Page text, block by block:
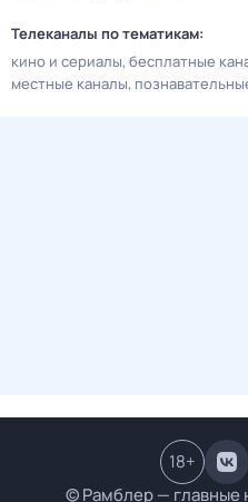
Телеканалы по тематикам:
кино и сериалы бесплатные
местные каналы
© Рамблер — главные
18+